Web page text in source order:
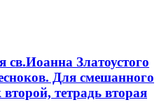
св.Иоанна Златоустого
Для смешанного
тетрадь вторая